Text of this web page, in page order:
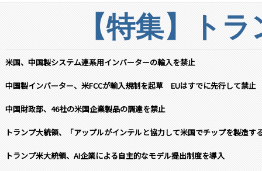
【特集】ト
米国、中国製システム連系用インバーターの輸入を禁止
中国製インバーター、米FCCが輸入規制を起草 EUはすでに先行して禁止
中国財政部、46社の米国企業製品の調達を禁止
トランプ大統領、「アップルがインテルと協力して米国でチップを製造す
トランプ米大統領、AI企業による自主的なモデル提出制度を導入